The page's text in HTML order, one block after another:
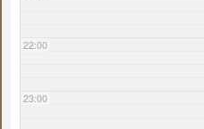
22:00
23:00